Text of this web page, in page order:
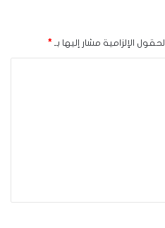
الحقول الإلزامية مشار إليها بـ *